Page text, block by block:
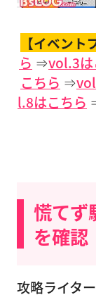
【イベント
ら ⇒vol.3は
こちら ⇒
l.8はこちら
慌てず
を確認
攻略ライタ